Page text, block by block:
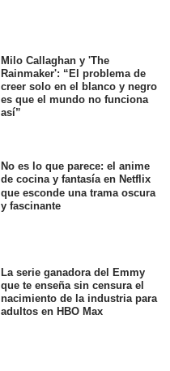
Milo Callaghan y 'The
Rainmaker': “El problema de
creer solo en el blanco y negro
es que el mundo no funciona
así”
No es lo que parece: el anime
de cocina y fantasía en Netflix
que esconde una trama oscura
y fascinante
La serie ganadora del Emmy
que te enseña sin censura el
nacimiento de la industria para
adultos en HBO Max